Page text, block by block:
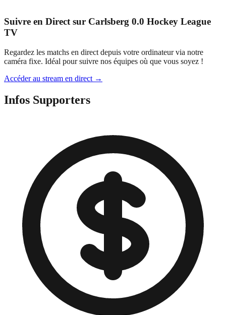
Suivre en Direct sur Carlsberg 0.0 Hockey League
TV
Regardez les matchs en direct depuis votre ordinateur via notre
caméra fixe. Idéal pour suivre nos équipes où que vous soyez !
Accéder au stream en direct →
Infos Supporters